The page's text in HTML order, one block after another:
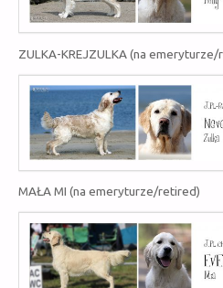
ZULKA-KREJZULKA (na emeryturze/
MAŁA MI (na emeryturze/retired)